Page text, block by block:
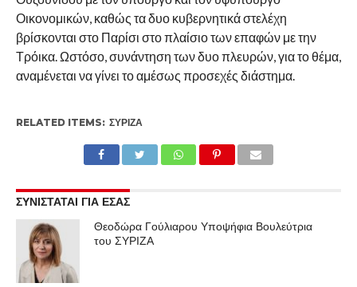
Οικονομικών, καθώς τα δυο κυβερνητικά στελέχη
βρίσκονται στο Παρίσι στο πλαίσιο των επαφών με την
Τρόικα. Ωστόσο, συνάντηση των δυο πλευρών, για το θέμα,
αναμένεται να γίνει το αμέσως προσεχές διάστημα.
RELATED ITEMS: ΣΥΡΙΖΑ
ΣΥΝΙΣΤΑΤΑΙ ΓΙΑ ΕΣΑΣ
Θεοδώρα Γούλιαρου Υποψήφια Βουλεύτρια
του ΣΥΡΙΖΑ